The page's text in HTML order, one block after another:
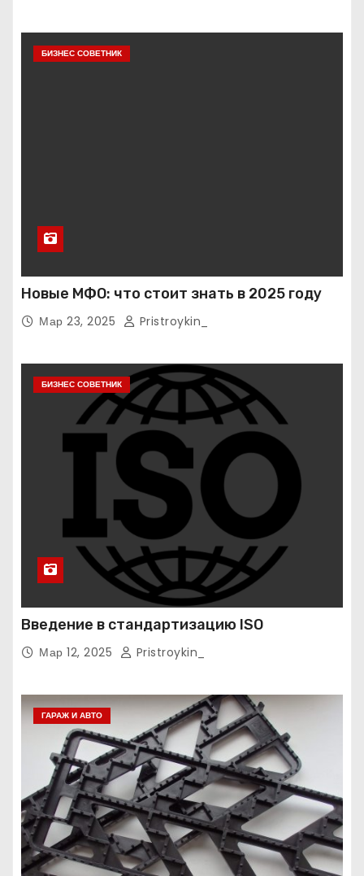
БИЗНЕС СОВЕТНИК
Новые МФО: что стоит знать в 2025 году
Мар 23, 2025 Pristroykin_
БИЗНЕС СОВЕТНИК
Введение в стандартизацию ISO
Мар 12, 2025 Pristroykin_
ГАРАЖ И АВТО